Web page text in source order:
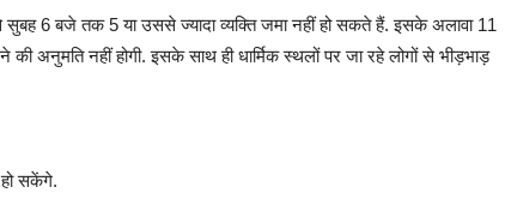
6 बजे तक 5 या उससे ज्यादा व्यक्ति जमा नहीं हो सकते हैं. इसके अलावा 11
की अनुमति नहीं होगी. इसके साथ ही धार्मिक स्थलों पर जा रहे लोगों से भीड़भाड़
सकेंगे.